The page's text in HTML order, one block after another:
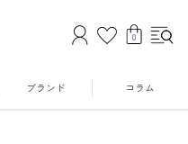
0
ブランド コラム